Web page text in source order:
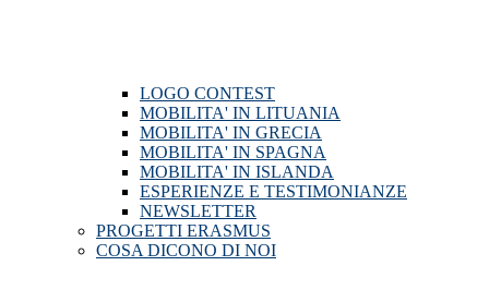
LOGO CONTEST
MOBILITA' IN LITUANIA
MOBILITA' IN GRECIA
MOBILITA' IN SPAGNA
MOBILITA' IN ISLANDA
ESPERIENZE E TESTIMONIANZE
NEWSLETTER
PROGETTI ERASMUS
COSA DICONO DI NOI